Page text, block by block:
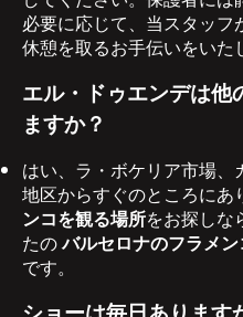
必要に応じて、当スタッ
休憩を取るお手伝いをいた
エル・ドゥエンデは他
ますか？
はい、ラ・ボケリア市場、
地区からすぐのところに
ンコを観る場所をお探しな
たのバルセロナのフラメン
です。